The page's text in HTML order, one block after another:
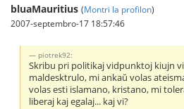
bluaMauritius (Montri la profilon)
2007-septembro-17 18:57:46
piotrek92:
Skribu pri politikaj vidpunktoj kiujn
maldesktrulo, mi ankaŭ volas
volas esti islamano, kristano, mi
liberaj kaj egalaj... kaj vi?